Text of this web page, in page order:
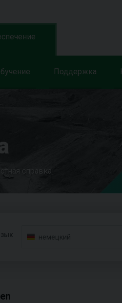
Поддержка
справка
немецкий